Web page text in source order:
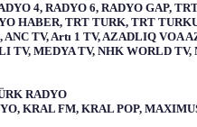
4, RADYO 6, RADYO GAP,
HABER, TRT TURK, TRT
TV, Artı 1 TV, AZADLIQ VOA
MEDYA TV, NHK WORLD TV,
RADYO
KRAL FM, KRAL POP,